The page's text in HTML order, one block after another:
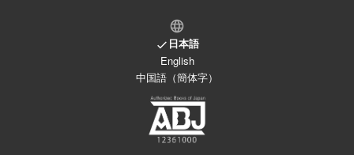
日本語
English
中国語（簡体字）